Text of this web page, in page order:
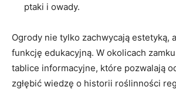
ptaki i owady.
Ogrody nie tylko zachwycają estetyką,
funkcję edukacyjną. W okolicach
tablice informacyjne, które pozwalają
zgłębić wiedzę o historii roślinności